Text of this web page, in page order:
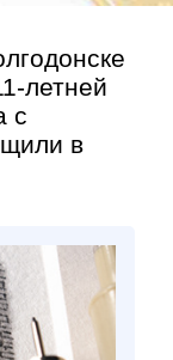
летней
с
в